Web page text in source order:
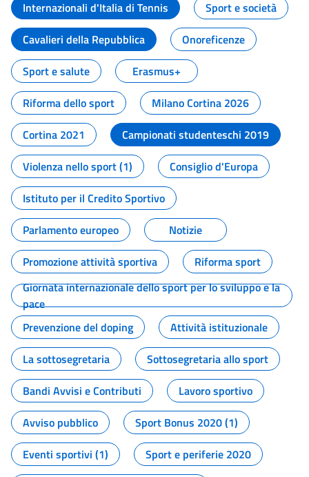
Internazionali d'Italia di Tennis
Sport e società
Cavalieri della Repubblica
Onoreficenze
Sport e salute
Erasmus+
Riforma dello sport
Milano Cortina 2026
Cortina 2021
Campionati studenteschi 2019
Violenza nello sport (1)
Consiglio d'Europa
Istituto per il Credito Sportivo
Parlamento europeo
Notizie
Promozione attività sportiva
Riforma sport
Giornata internazionale dello sport per lo sviluppo e la
pace
Prevenzione del doping
Attività istituzionale
La sottosegretaria
Sottosegretaria allo sport
Bandi Avvisi e Contributi
Lavoro sportivo
Avviso pubblico
Sport Bonus 2020 (1)
Eventi sportivi (1)
Sport e periferie 2020